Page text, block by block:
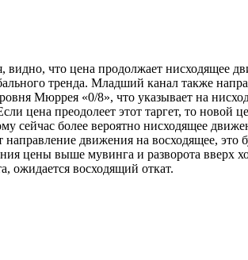
видно, что цена продолжает нисходящее
тренда. Младший канал также
Мюррея «0/8», что указывает на
цена преодолеет этот таргет, то
сейчас более вероятно нисходящее
движения на восходящее,
цены выше мувинга и разворота
ожидается восходящий откат.